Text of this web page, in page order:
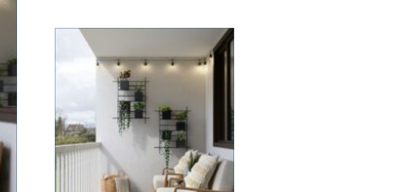
Ljungbyhar blivit ett hett
ämne för många, då
staden erbjuder en u...